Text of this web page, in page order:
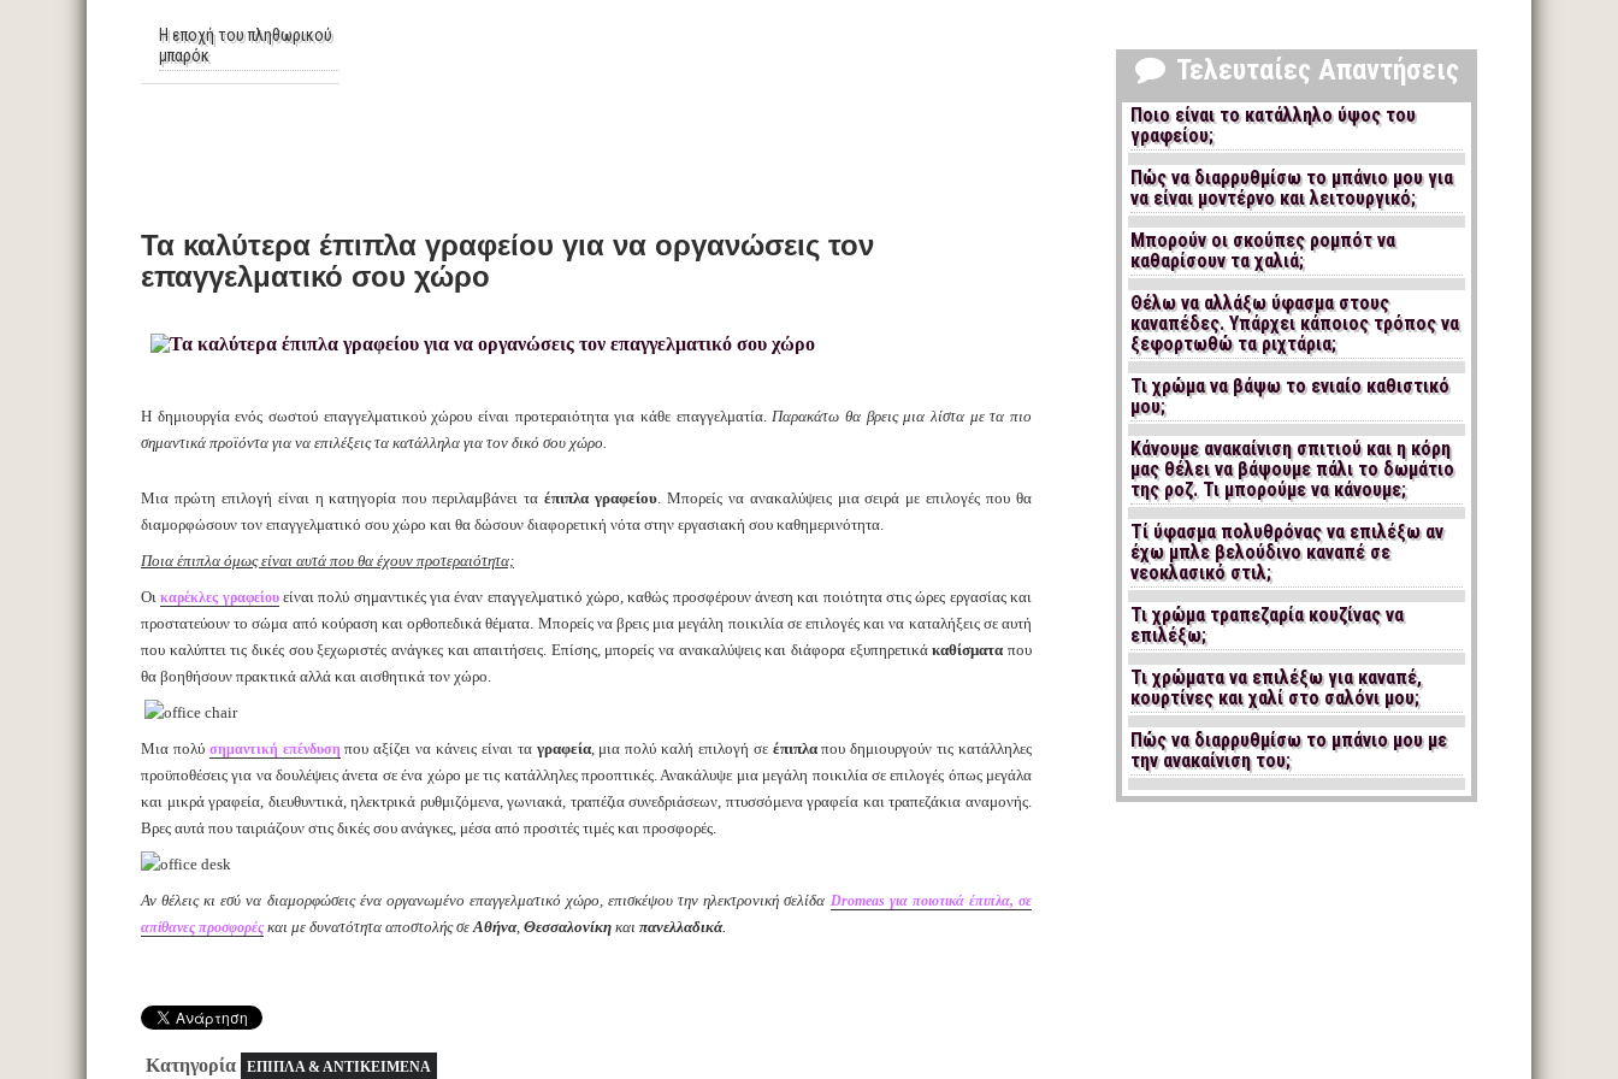
Η εποχή του πληθωρικού
μπαρόκ
Τα καλύτερα έπιπλα γραφείου για να οργανώσεις τον
επαγγελματικό σου χώρο
Η δημιουργία ενός σωστού επαγγελματικού χώρου είναι προτεραιότητα για κάθε επαγγελματία.Παρακάτω θα βρεις μια λίστα με τα πιο
σημαντικά προϊόντα για να επιλέξεις τα κατάλληλα για τον δικό σου χώρο.
Μια πρώτη επιλογή είναι η κατηγορία που περιλαμβάνει ταέπιπλα γραφείου. Μπορείς να ανακαλύψεις μια σειρά με επιλογές που θα
διαμορφώσουν τον επαγγελματικό σου χώρο και θα δώσουν διαφορετική νότα στην εργασιακή σου καθημερινότητα.
Ποια έπιπλα όμως είναι αυτά που θα έχουν προτεραιότητα;
Οικαρέκλες γραφείουείναι πολύ σημαντικές για έναν επαγγελματικό χώρο, καθώς προσφέρουν άνεση και ποιότητα στις ώρες εργασίας και
προστατεύουν το σώμα από κούραση και ορθοπεδικά θέματα. Μπορείς να βρεις μια μεγάλη ποικιλία σε επιλογές και να καταλήξεις σε αυτή
που καλύπτει τις δικές σου ξεχωριστές ανάγκες και απαιτήσεις. Επίσης, μπορείς να ανακαλύψεις και διάφορα εξυπηρετικάκαθίσματα που
θα βοηθήσουν πρακτικά αλλά και αισθητικά τον χώρο.
Μια πολύ σημαντική επένδυση που αξίζει να κάνεις είναι τα γραφεία, μια πολύ καλή επιλογή σε έπιπλαπου δημιουργούν τις κατάλληλες
προϋποθέσεις για να δουλέψεις άνετα σε ένα χώρο με τις κατάλληλες προοπτικές. Ανακάλυψε μια μεγάλη ποικιλία σε επιλογές όπως μεγάλα
και μικρά γραφεία, διευθυντικά, ηλεκτρικά ρυθμιζόμενα, γωνιακά, τραπέζια συνεδριάσεων, πτυσσόμενα γραφεία και τραπεζάκια αναμονής.
Βρες αυτά που ταιριάζουν στις δικές σου ανάγκες, μέσα από προσιτές τιμές και προσφορές.
Αν θέλεις κι εσύ να διαμορφώσεις ένα οργανωμένο επαγγελματικό χώρο, επισκέψου την ηλεκτρονική σελίδα Dromeas για ποιοτικά έπιπλα, σε
απίθανες προσφορές και με δυνατότητα αποστολής σεΑθήνα, Θεσσαλονίκη και πανελλαδικά.
Κατηγορία ΕΠΙΠΛΑ & ΑΝΤΙΚΕΙΜΕΝΑ
Τελευταίες Απαντήσεις
Ποιο είναι το κατάλληλο ύψος του
γραφείου;
Πώς να διαρρυθμίσω το μπάνιο μου για
να είναι μοντέρνο και λειτουργικό;
Μπορούν οι σκούπες ρομπότ να
καθαρίσουν τα χαλιά;
Θέλω να αλλάξω ύφασμα στους
καναπέδες. Υπάρχει κάποιος τρόπος να
ξεφορτωθώ τα ριχτάρια;
Τι χρώμα να βάψω το ενιαίο καθιστικό
μου;
Κάνουμε ανακαίνιση σπιτιού και η κόρη
μας θέλει να βάψουμε πάλι το δωμάτιο
της ροζ. Τι μπορούμε να κάνουμε;
Τί ύφασμα πολυθρόνας να επιλέξω αν
έχω μπλε βελούδινο καναπέ σε
νεοκλασικό στιλ;
Τι χρώμα τραπεζαρία κουζίνας να
επιλέξω;
Τι χρώματα να επιλέξω για καναπέ,
κουρτίνες και χαλί στο σαλόνι μου;
Πώς να διαρρυθμίσω το μπάνιο μου με
την ανακαίνιση του;